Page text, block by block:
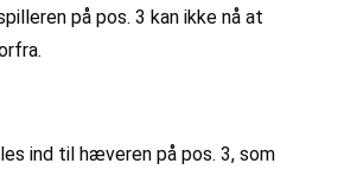
på pos. 3 kan ikke nå at
ind til hæveren på pos. 3, som